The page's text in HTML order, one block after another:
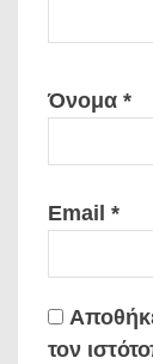
Όνομα *
Email *
τον